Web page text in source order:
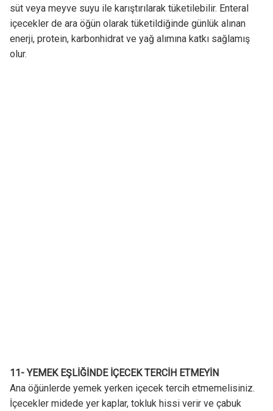
süt veya meyve suyu ile karıştırılarak tüketilebilir. Enteral
içecekler de ara öğün olarak tüketildiğinde günlük alınan
enerji, protein, karbonhidrat ve yağ alımına katkı sağlamış
olur.
11- YEMEK EŞLİĞİNDE İÇECEK TERCİH ETMEYİN
Ana öğünlerde yemek yerken içecek tercih etmemelisiniz.
İçecekler midede yer kaplar, tokluk hissi verir ve çabuk